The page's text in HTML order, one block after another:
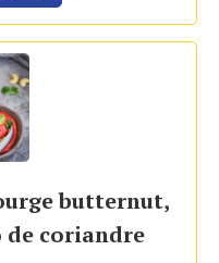
butternut,
de coriandre